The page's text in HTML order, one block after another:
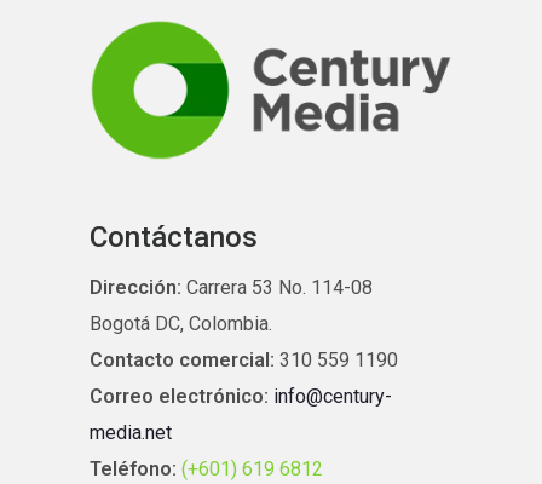
Contáctanos
Dirección: Carrera 53 No. 114-08
Bogotá DC, Colombia.
Contacto comercial: 310 559 1190
Correo electrónico: info@century-
media.net
Teléfono: (+601) 619 6812